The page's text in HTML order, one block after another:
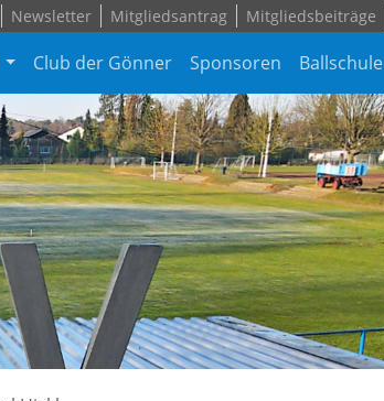
Newsletter Mitgliedsantrag Mitgliedsbeiträge
Club der Gönner Sponsoren Ballschule